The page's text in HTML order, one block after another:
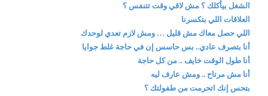
الشغل بيأكلك ؟ مش لاقي وقت تتنفس ؟
العلاقات اللي بتكسرنا
اللي حصل معاك مش قليل … ومش لازم تعدي لوحدك
أنا بتصرف عادي.. بس حاسس إن في حاجة غلط جوايا
أنا طول الوقت خايف .. من كل حاجة
أنا مش مرتاح .. ومش عارف ليه
بتحس إنك اتحرمت من طفولتك ؟